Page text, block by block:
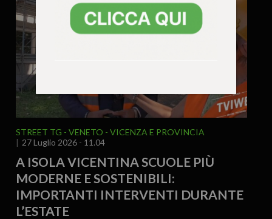
STREET TG VENETO
VICENZA E PROVINCIA
27 Luglio 2026 - 11.04
A ISOLA VICENTINA SCUOLE PIÙ
MODERNE E SOSTENIBILI:
IMPORTANTI INTERVENTI DURANTE
L’ESTATE